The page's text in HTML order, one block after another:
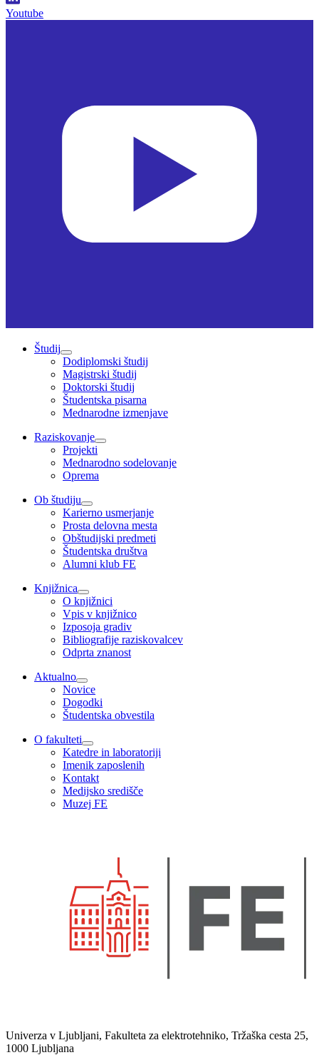
Youtube
Študij
Dodiplomski študij
Magistrski študij
Doktorski študij
Študentska pisarna
Mednarodne izmenjave
Raziskovanje
Projekti
Mednarodno sodelovanje
Oprema
Ob študiju
Karierno usmerjanje
Prosta delovna mesta
Obštudijski predmeti
Študentska društva
Alumni klub FE
Knjižnica
O knjižnici
Vpis v knjižnico
Izposoja gradiv
Bibliografije raziskovalcev
Odprta znanost
Aktualno
Novice
Dogodki
Študentska obvestila
O fakulteti
Katedre in laboratoriji
Imenik zaposlenih
Kontakt
Medijsko središče
Muzej FE
Univerza v Ljubljani, Fakulteta za elektrotehniko, Tržaška cesta 25,
1000 Ljubljana